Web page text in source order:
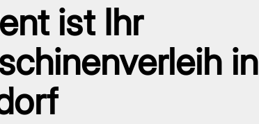
ist Ihr
in